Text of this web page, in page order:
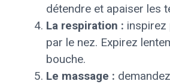
détendre et apaiser les
La respiration :
par le nez. Expirez
bouche.
Le massage :